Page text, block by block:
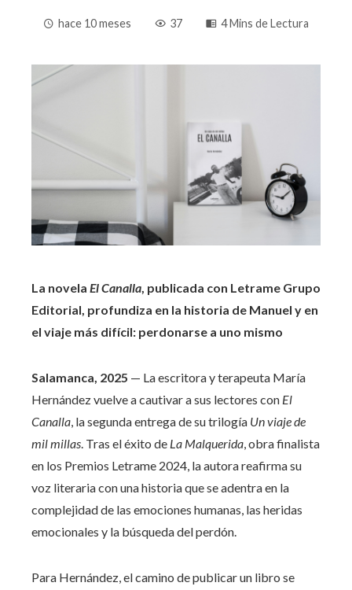
hace 10 meses 37 4 Mins de Lectura
La novela El Canalla , publicada con Letrame Grupo
Editorial, profundiza en la historia de Manuel y en
el viaje más difícil: perdonarse a uno mismo
Salamanca, 2025 — La escritora y terapeuta María
Hernández vuelve a cautivar a sus lectores con El
Canalla , la segunda entrega de su trilogía Un viaje de
mil millas . Tras el éxito de La Malquerida , obra finalista
en los Premios Letrame 2024, la autora reafirma su
voz literaria con una historia que se adentra en la
complejidad de las emociones humanas, las heridas
emocionales y la búsqueda del perdón.
Para Hernández, el camino de publicar un libro se